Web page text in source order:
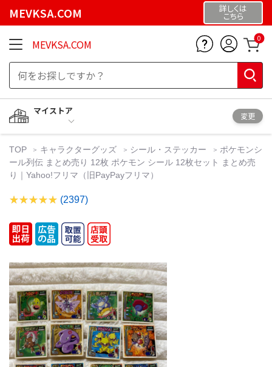
MEVKSA.COM 詳しくは
こちら
MEVKSA.COM 0
マイストア
変更
TOP キャラクターグッズ シール・ステッカー
ポケモンシ
ール列伝 まとめ売り 12枚 ポケモン シール 12枚セット まとめ売
り｜Yahoo!フリマ（旧PayPayフリマ）
(2397)